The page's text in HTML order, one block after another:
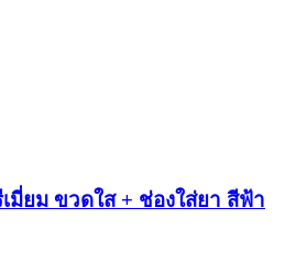
มี่ยม ขวดใส + ช่องใส่ยา สีฟ้า